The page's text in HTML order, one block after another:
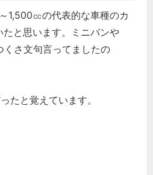
1,500㏄の代表的な車種のカ
たと思います。ミニバンや
くさ文句言ってましたの
たと覚えています。